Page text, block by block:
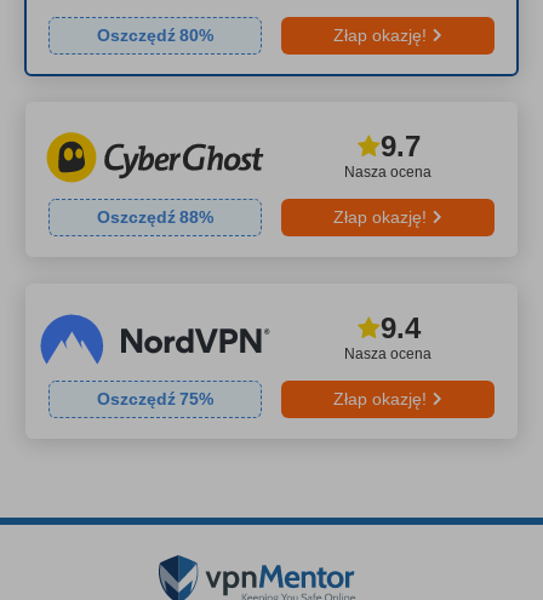
Oszczędź80% Złap okazję!
Nasza ocena
9.7
Oszczędź88% Złap okazję!
Nasza ocena
9.4
Oszczędź75% Złap okazję!